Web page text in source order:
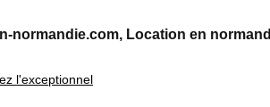
normandie.com, Location en
l'exceptionnel